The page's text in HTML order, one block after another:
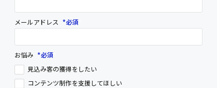
メールアドレス
お悩み
見込み客の獲得をしたい
コンテンツ制作を支援してほしい